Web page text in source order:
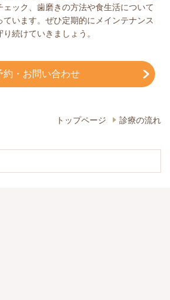
ェック、歯磨きの方法や食生活について
います。ぜひ定期的にメインテナンス
続けていきましょう。
約・お問い合わせ
トップページ 診療の流れ